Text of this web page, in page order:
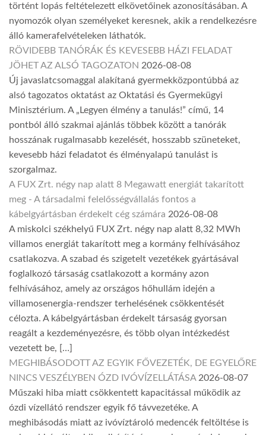
történt lopás feltételezett elkövetőinek azonosításában. A
nyomozók olyan személyeket keresnek, akik a rendelkezésre
álló kamerafelvételeken láthatók.
RÖVIDEBB TANÓRÁK ÉS KEVESEBB HÁZI FELADAT
JÖHET AZ ALSÓ TAGOZATON 2026-08-08
Új javaslatcsomaggal alakítaná gyermekközpontúbbá az
alsó tagozatos oktatást az Oktatási és Gyermekügyi
Minisztérium. A „Legyen élmény a tanulás!” című, 14
pontból álló szakmai ajánlás többek között a tanórák
hosszának rugalmasabb kezelését, hosszabb szüneteket,
kevesebb házi feladatot és élményalapú tanulást is
szorgalmaz.
A FUX Zrt. négy nap alatt 8 Megawatt energiát takarított
meg - A társadalmi felelősségvállalás fontos a
kábelgyártásban érdekelt cég számára 2026-08-08
A miskolci székhelyű FUX Zrt. négy nap alatt 8,32 MWh
villamos energiát takarított meg a kormány felhívásához
csatlakozva. A szabad és szigetelt vezetékek gyártásával
foglalkozó társaság csatlakozott a kormány azon
felhívásához, amely az országos hőhullám idején a
villamosenergia-rendszer terhelésének csökkentését
célozta. A kábelgyártásban érdekelt társaság gyorsan
reagált a kezdeményezésre, és több olyan intézkedést
vezetett be, […]
MEGHIBÁSODOTT AZ EGYIK FŐVEZETÉK, DE EGYELŐRE
NINCS VESZÉLYBEN ÓZD IVÓVÍZELLÁTÁSA 2026-08-07
Műszaki hiba miatt csökkentett kapacitással működik az
ózdi vízellátó rendszer egyik fő távvezetéke. A
meghibásodás miatt az ivóvíztároló medencék feltöltése is